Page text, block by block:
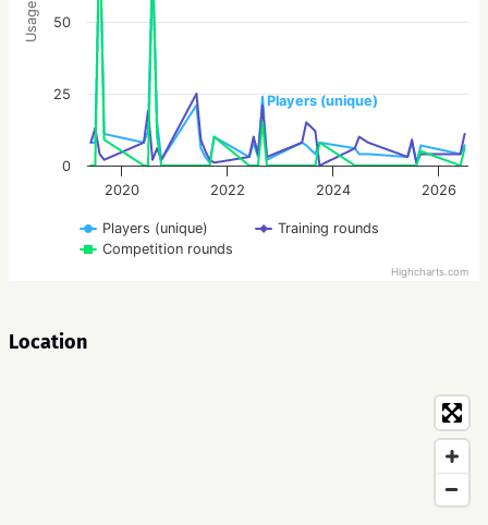
Usage
Players (unique)
Players (unique)
Training rounds
Competition rounds
2020 2022 2024 2026
0
25
50
Highcharts.com
Location